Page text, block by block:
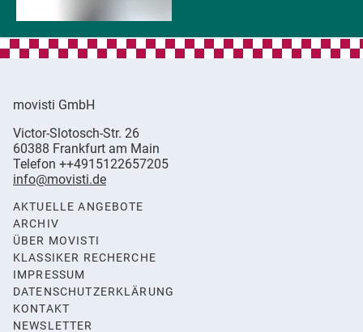
movisti GmbH
classic
automobiles
Victor-Slotosch-Str. 26
60388 Frankfurt am Main
Germany
Telefon ++4915122657205
info@movisti.de
AKTUELLE ANGEBOTE
ARCHIV
ÜBER MOVISTI
KLASSIKER RECHERCHE
IMPRESSUM
DATENSCHUTZERKLÄRUNG
KONTAKT
NEWSLETTER